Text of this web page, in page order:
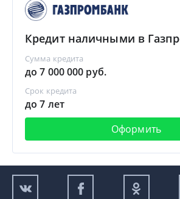
Кредит наличными в
Сумма кредита
до 7 000 000 руб.
Срок кредита
до 7 лет
Оформить